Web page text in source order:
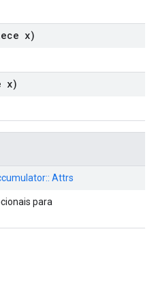
x)
x)
Attrs
para